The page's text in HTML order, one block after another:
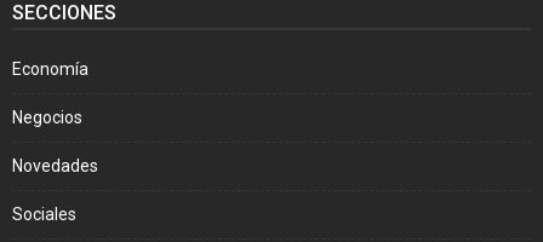
SECCIONES
Economía
Negocios
Novedades
Sociales